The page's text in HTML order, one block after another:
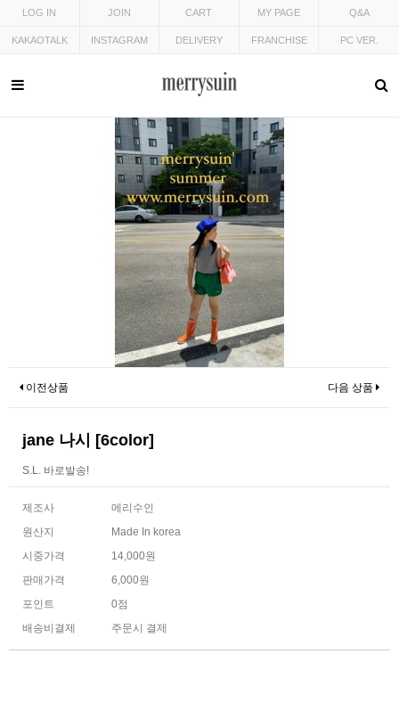
LOG IN JOIN CART MY PAGE Q&A
KAKAOTALK INSTAGRAM DELIVERY FRANCHISE PC VER.
이전상품 다음 상품
jane 나시 [6color]
S.L. 바로발송!
제조사
메리수인
원산지
Made In korea
시중가격
14,000원
판매가격
6,000원
포인트
0점
배송비결제
주문시 결제